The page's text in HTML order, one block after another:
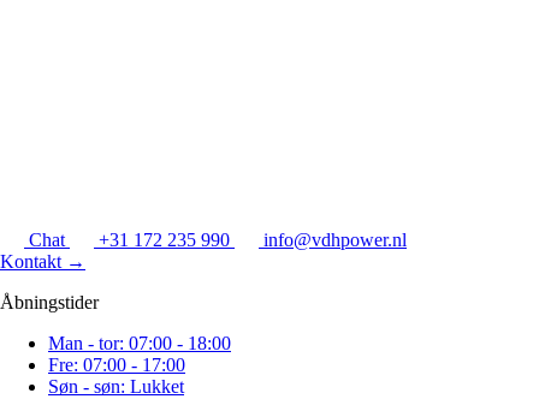
Chat +31 172 235 990
info@vdhpower.nl
Kontakt →
Åbningstider
Man - tor: 07:00 - 18:00
Fre: 07:00 - 17:00
Søn - søn: Lukket